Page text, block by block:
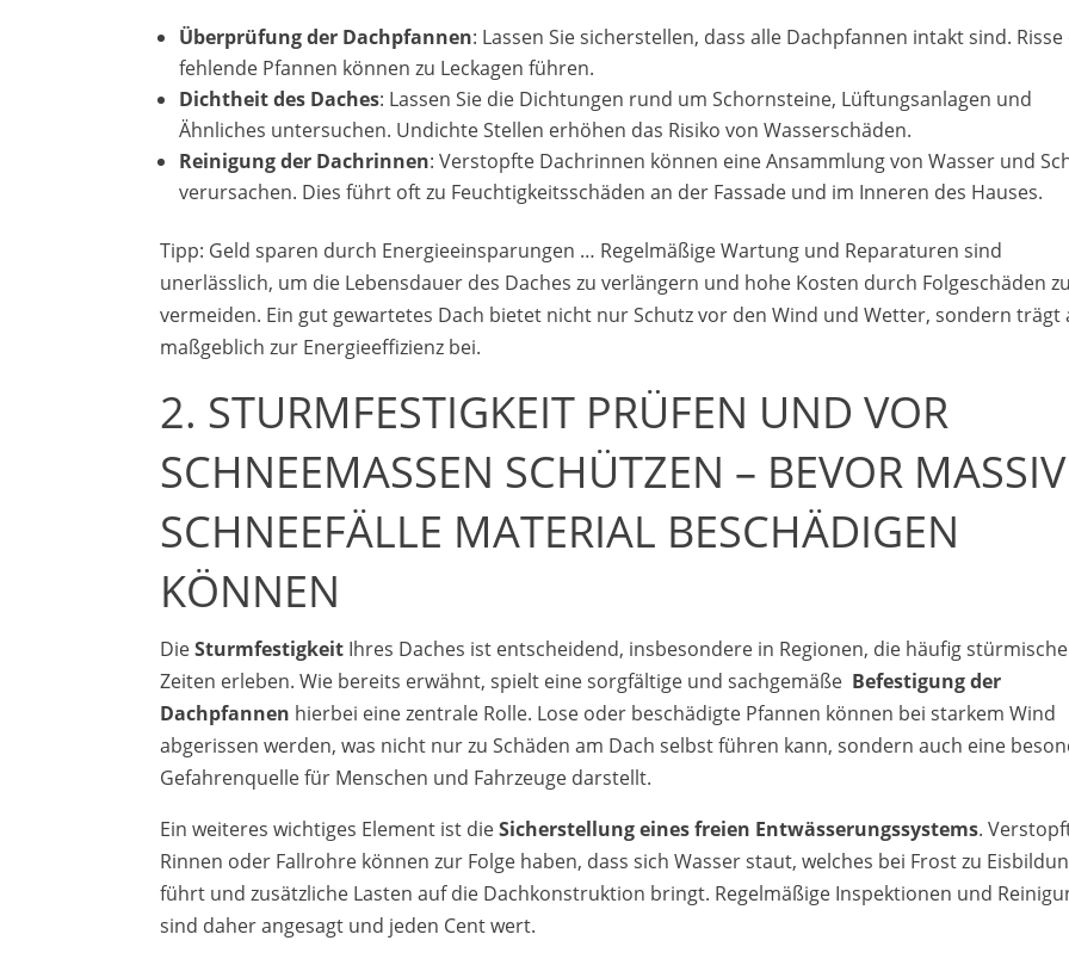
Überprüfung der Dachpfannen: Lassen Sie sicherstellen, dass alle Dachpfannen intakt sind.
fehlende Pfannen können zu Leckagen führen.
Dichtheit des Daches: Lassen Sie die Dichtungen rund um Schornsteine, Lüftungsanlagen und
Ähnliches untersuchen. Undichte Stellen erhöhen das Risiko von Wasserschäden.
Reinigung der Dachrinnen: Verstopfte Dachrinnen können eine Ansammlung von Wasser und
verursachen. Dies führt oft zu Feuchtigkeitsschäden an der Fassade und im Inneren des Hauses.
Tipp: Geld sparen durch Energieeinsparungen … Regelmäßige Wartung und Reparaturen sind
unerlässlich, um die Lebensdauer des Daches zu verlängern und hohe Kosten durch Folgeschäden zu
vermeiden. Ein gut gewartetes Dach bietet nicht nur Schutz vor den Wind und Wetter, sondern trägt
maßgeblich zur Energieeffizienz bei.
2. STURMFESTIGKEIT PRÜFEN UND VOR
SCHNEEMASSEN SCHÜTZEN – BEVOR
SCHNEEFÄLLE MATERIAL BESCHÄDIGEN
KÖNNEN
DieSturmfestigkeit Ihres Daches ist entscheidend, insbesondere in Regionen, die häufig stürmische
Zeiten erleben. Wie bereits erwähnt, spielt eine sorgfältige und sachgemäße Befestigung der
Dachpfannen hierbei eine zentrale Rolle. Lose oder beschädigte Pfannen können bei starkem Wind
abgerissen werden, was nicht nur zu Schäden am Dach selbst führen kann, sondern auch eine
Gefahrenquelle für Menschen und Fahrzeuge darstellt.
Ein weiteres wichtiges Element ist dieSicherstellung eines freien Entwässerungssystems.
Rinnen oder Fallrohre können zur Folge haben, dass sich Wasser staut, welches bei Frost zu
führt und zusätzliche Lasten auf die Dachkonstruktion bringt. Regelmäßige Inspektionen und
sind daher angesagt und jeden Cent wert.